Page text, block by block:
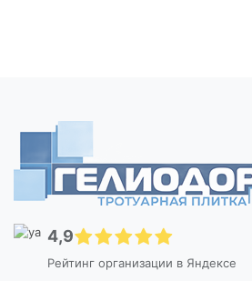
4,9
Рейтинг организации в Яндексе